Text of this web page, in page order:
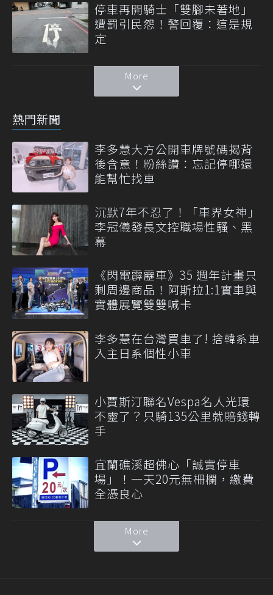
停車再開騎士「雙腳未著地」
遭罰引民怨！警回覆：這是規
定
More
熱門新聞
李多慧大方公開車牌號碼揭背
後含意！粉絲讚：忘記停哪還
能幫忙找車
沉默7年不忍了！「車界女神」
李冠儀發長文控職場性騷、黑
幕
《閃電霹靂車》35 週年計畫只
剩周邊商品！阿斯拉1:1實車與
實體展覽雙雙喊卡
李多慧在台灣買車了! 捨韓系車
入主日系個性小車
小賈斯汀聯名Vespa名人光環
不靈了？只騎135公里就賠錢轉
手
宜蘭礁溪超佛心「誠實停車
場」！一天20元無柵欄，繳費
全憑良心
More